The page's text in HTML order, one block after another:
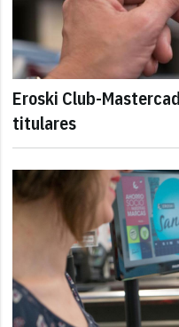
Eroski Club-
titulares